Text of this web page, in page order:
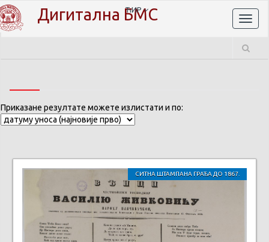
Дигитална БМС
ЋИР
Приказане резултате можете излистати и по:
СИТНА ШТАМПАНА ГРАЂА ДО 1867.